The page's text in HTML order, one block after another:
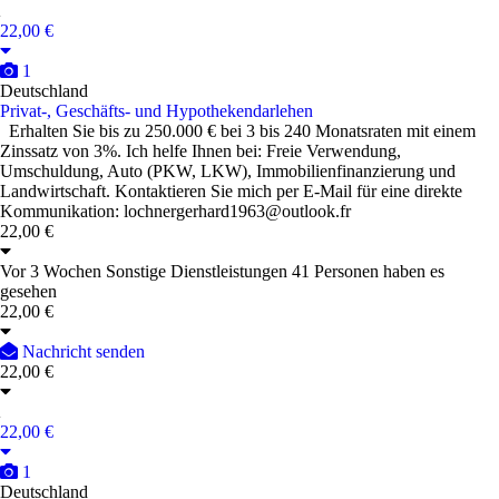
100,00 €
1
Bayern, Deutschland
privatdarlehen ohne zinsen
Haben Sie Probleme an Geld zu kommen, privatdarlehen ohne zinsen?
Ich können zu 100% helfen und Ihnen einen Kredit in jeder Höhe
Leihen zu niedrigen Zinsen. Ich vergeben Kredite in
Österreich,Schweiz,Deutschland und der ganzen Welt. Also wenn sie
Wirklich hilfe benötigen dann schreiben Sie und einfach, email:
info@meteordienst.com
100,00 €
Vor 2 Wochen Sonstige Dienstleistungen
gesehen
100,00 €
Nachricht senden
100,00 €
22,00 €
1